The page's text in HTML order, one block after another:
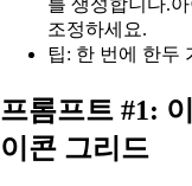
를 생성합니다.
조정하세요.
팁: 한 번에 한두
프롬프트 #1:
이콘 그리드